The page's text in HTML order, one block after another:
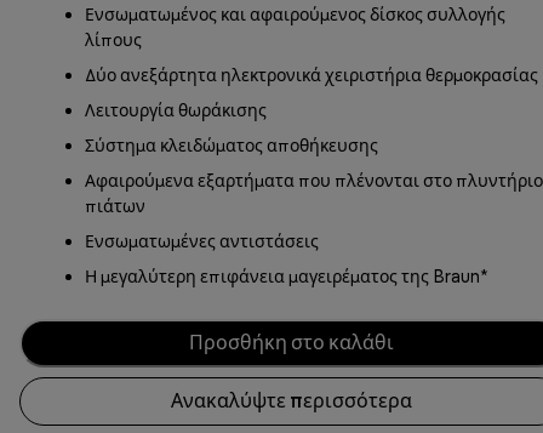
Ενσωματωμένος και αφαιρούμενος δίσκος συλλογής
λίπους
Δύο ανεξάρτητα ηλεκτρονικά χειριστήρια θερμοκρασίας
Λειτουργία θωράκισης
Σύστημα κλειδώματος αποθήκευσης
Αφαιρούμενα εξαρτήματα που πλένονται στο πλυντήριο
πιάτων
Ενσωματωμένες αντιστάσεις
Η μεγαλύτερη επιφάνεια μαγειρέματος της Braun*
Προσθήκη στο καλάθι
Ανακαλύψτε περισσότερα